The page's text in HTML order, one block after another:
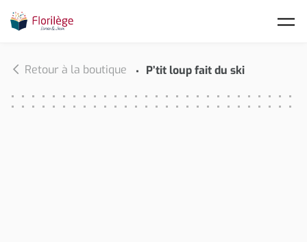
Retour à la boutique P’tit loup fait du ski